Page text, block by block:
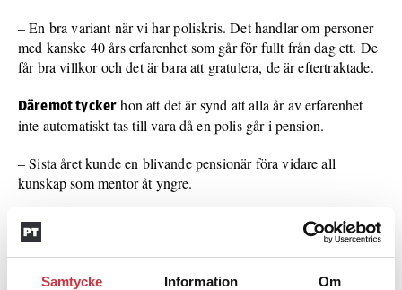
Samtycke Information Om
– En bra variant när vi har poliskris. Det handlar om personer
med kanske 40 års erfarenhet som går för fullt från dag ett. De
får bra villkor och det är bara att gratulera, de är eftertraktade.
Däremot tycker hon att det är synd att alla år av erfarenhet
inte automatiskt tas till vara då en polis går i pension.
– Sista året kunde en blivande pensionär föra vidare all
kunskap som mentor åt yngre.
Birgitta Viklund
håller med. Det är nu hon har tid och kraft
att lära upp andra. Men hur länge hon fortsätter som timanställd
behåller hon för sig själv.